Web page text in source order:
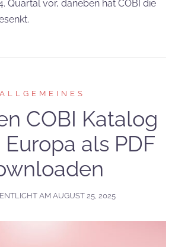
Quartal vor, daneben hat COBI die
ALLGEMEINES
COBI Katalog
als PDF
AM AUGUST 25, 2025